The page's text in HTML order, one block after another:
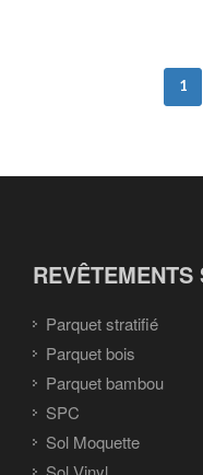
1
Parquet stratifié
Parquet bois
Parquet bambou
SPC
Sol Moquette